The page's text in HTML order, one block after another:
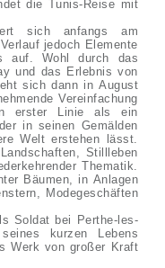
die Tunis-Reise mit
sich anfangs am
jedoch Elemente
auf. Wohl durch das
und das Erlebnis von
sich dann in August
Vereinfachung
erster Linie als ein
in seinen Gemälden
Welt erstehen lässt.
Stillleben
Thematik.
Bäumen, in Anlagen
Modegeschäften
Soldat bei Perthe-les-
kurzen Lebens
Werk von großer Kraft